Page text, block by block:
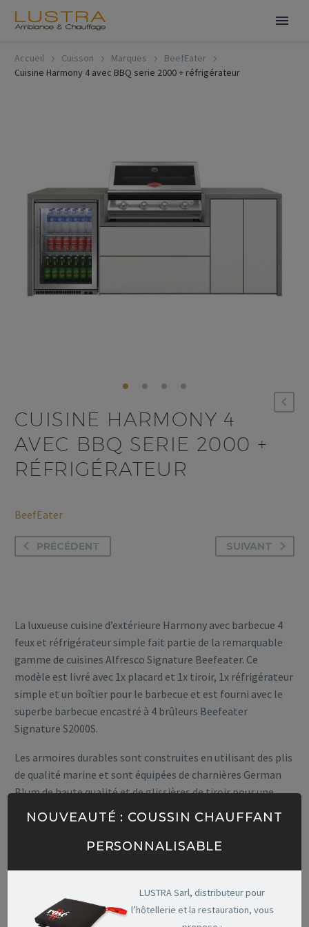
Accueil Cuisson Marques
BeefEater
Cuisine Harmony 4 avec BBQ serie 2000 + réfrigérateur
CUISINE HARMONY 4
AVEC BBQ SERIE 2000 +
RÉFRIGÉRATEUR
BeefEater
PRÉCÉDENT SUIVANT
La luxueuse cuisine d’extérieure Harmony avec barbecue 4
feux et réfrigérateur simple fait partie de la remarquable
gamme de cuisines Alfresco Signature Beefeater. Ce
modèle est livré avec 1x placard et 1x tiroir, 1x réfrigérateur
simple et un boîtier pour le barbecue et est fourni avec le
superbe barbecue encastré à 4 brûleurs Beefeater
Signature S2000S.
Les armoires durables sont construites en utilisant des plis
de qualité marine et sont équipées de charnières German
Blum de haute qualité et de glissières de tiroir pour une
ouverture et une fermeture sans effort. Les plans de travail
supérieure et sont non seulement esthétiques, mais aussi
Ils répondent aux besoins d’une vie de luxe en plein air et
NOUVEAUTÉ : COUSSIN CHAUFFANT
PERSONNALISABLE
LUSTRA Sarl, distributeur pour
l’hôtellerie et la restauration, vous